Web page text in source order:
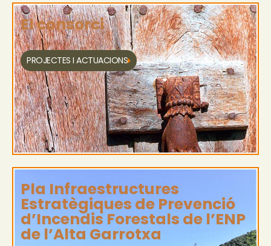
El consorci
PROJECTES I ACTUACIONS
Pla Infraestructures
Estratègiques de Prevenció
d’Incendis Forestals de l’ENP
de l’Alta Garrotxa